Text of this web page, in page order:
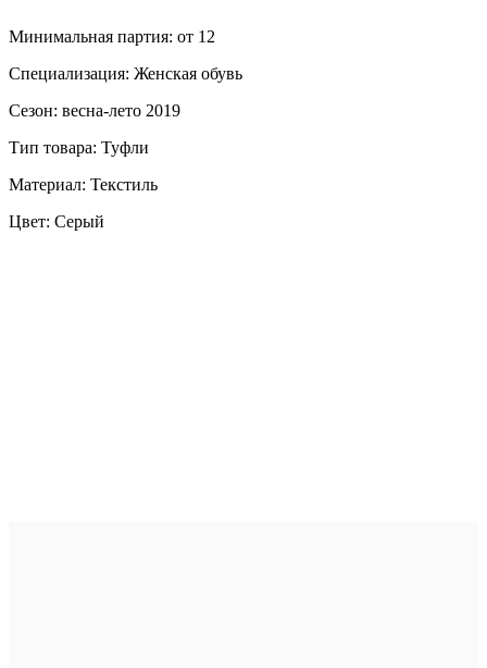
Минимальная партия: от 12
Специализация: Женская обувь
Сезон: весна-лето 2019
Тип товара: Туфли
Материал: Текстиль
Цвет: Серый